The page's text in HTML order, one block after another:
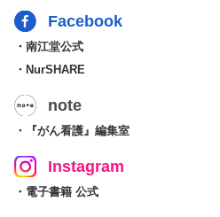
Facebook
・南江堂公式
・NurSHARE
note
・『がん看護』編集室
Instagram
・電子書籍 公式